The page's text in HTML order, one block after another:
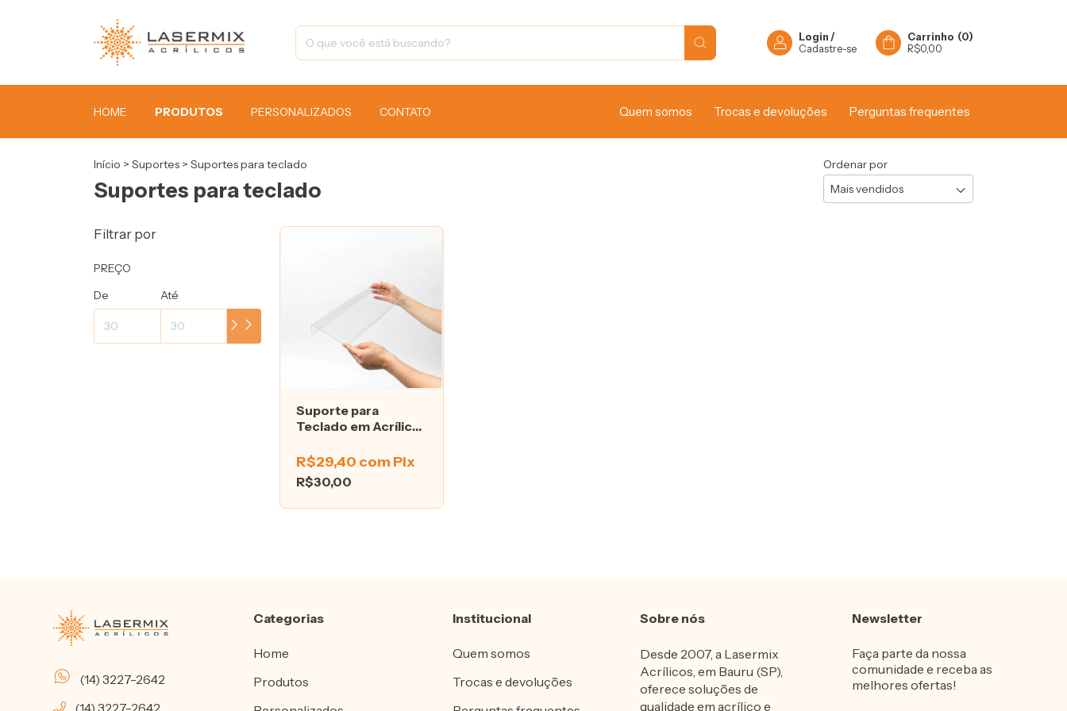
Login /
Cadastre-se
Carrinho (0)
R$0,00
HOME PRODUTOS PERSONALIZADOS CONTATO Quem somos Trocas e devoluções Perguntas frequentes
Início > Suportes > Suportes para teclado
Suportes para teclado
Ordenar por
Filtrar por
PREÇO
De
Até
Suporte para
Teclado em Acrílico
R$30,00
R$29,40 comPix
(14) 3227-2642
(14) 3227-2642
Categorias
Home
Produtos
Institucional
Quem somos
Trocas e devoluções
Sobre nós
Desde 2007, a Lasermix
Acrílicos, em Bauru (SP),
oferece soluções de
qualidade em acrílico e
Newsletter
Faça parte da nossa
comunidade e receba as
melhores ofertas!